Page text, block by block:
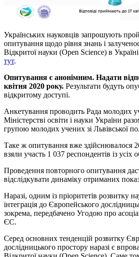
Українських науковців запрошують
опитування щодо рівня знань і
Відкритої науки (Open Science) в
тут.
Опитування є анонімним. Надати
квітня 2020 року. Результати будуть
відкритому доступі.
Анкетування проводить Рада молодих
Міністерстві освіти і науки України
групою молодих учених зі Львівської
Таке ж опитування вже здійснювалося
взяли участь 1 037 респондентів із усіх
Проведення повторного опитування
відслідкувати динаміку отриманих
Наразі, одним із пріоритетів розвитку
інтеграція до Європейського
зокрема, передбачено Угодою про
ЄС.
Серед основних тенденцій розвитку
дослідницького простору наразі є